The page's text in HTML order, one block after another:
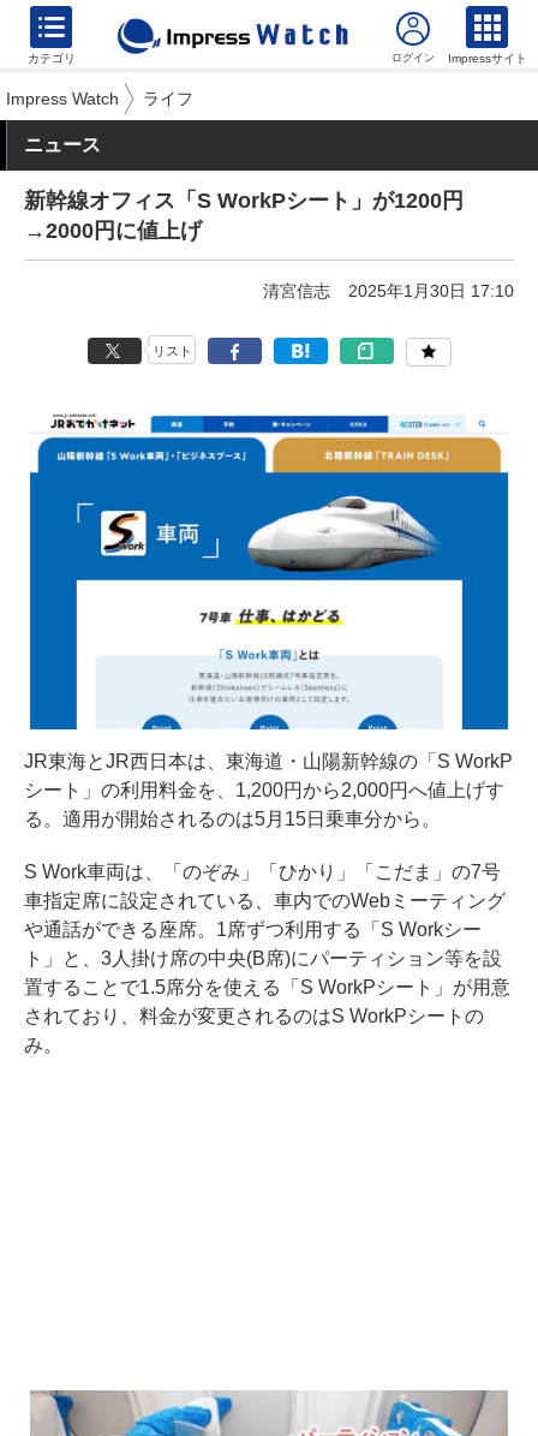
カテゴリ Impressサイト
Impress Watch ライフ
ニュース
新幹線オフィス「S WorkPシート」が1200円
→2000円に値上げ
清宮信志 2025年1月30日 17:10
リスト
JR東海とJR西日本は、東海道・山陽新幹線の「S WorkP
シート」の利用料金を、1,200円から2,000円へ値上げす
る。適用が開始されるのは5月15日乗車分から。
S Work車両は、「のぞみ」「ひかり」「こだま」の7号
車指定席に設定されている、車内でのWebミーティング
や通話ができる座席。1席ずつ利用する「S Workシー
ト」と、3人掛け席の中央(B席)にパーティション等を設
置することで1.5席分を使える「S WorkPシート」が用意
されており、料金が変更されるのはS WorkPシートの
み。